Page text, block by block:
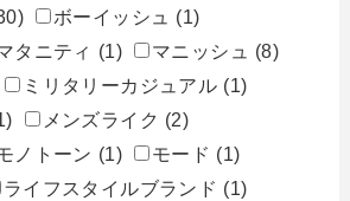
ボーイッシュ
(1)
タニティ (1) マニッシュ
(8)
ミリタリーカジュアル (1)
メンズライク (2)
ノトーン (1) モード (1)
ライフスタイルブランド (1)